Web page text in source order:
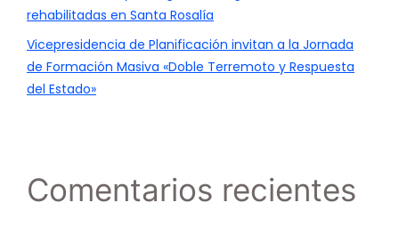
rehabilitadas en Santa Rosalía
Vicepresidencia de Planificación invitan a la Jornada
de Formación Masiva «Doble Terremoto y Respuesta
del Estado»
Comentarios recientes